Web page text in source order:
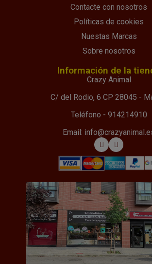
Contacte con nosotros
Políticas de cookies
Nuestas Marcas
Sobre nosotros
Información de la
Crazy Animal
C/ del Rodio, 6 CP 28045 -
Teléfono - 914214910
Email: